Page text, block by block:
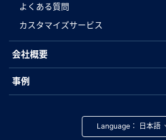
よくある質問
カスタマイズサービス
会社概要
事例
Language：